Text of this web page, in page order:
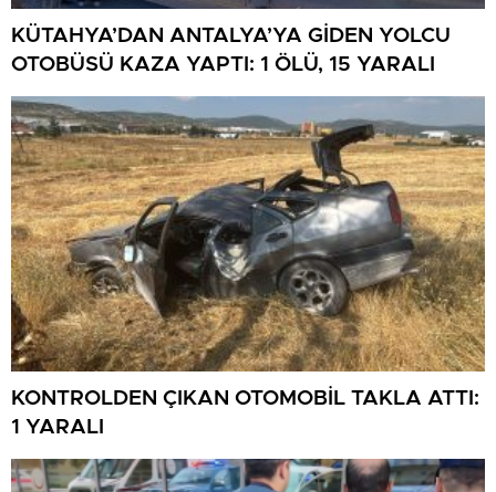
KÜTAHYA’DAN ANTALYA’YA GİDEN YOLCU
OTOBÜSÜ KAZA YAPTI: 1 ÖLÜ, 15 YARALI
KONTROLDEN ÇIKAN OTOMOBİL TAKLA ATTI:
1 YARALI